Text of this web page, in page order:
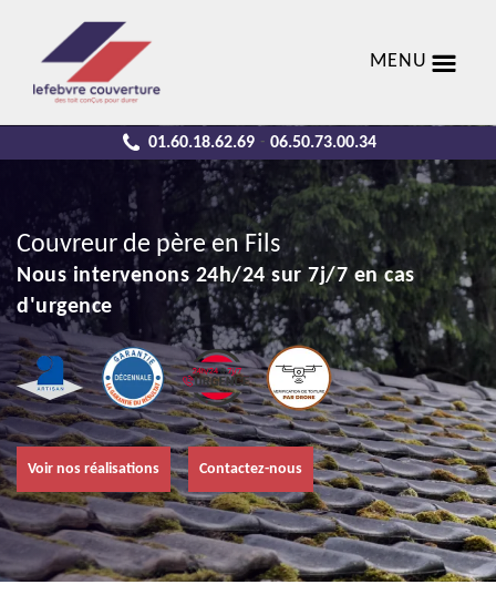
MENU
01.60.18.62.69 - 06.50.73.00.34
Couvreur de père en Fils
Nous intervenons 24h/24 sur 7j/7 en cas
d'urgence
Voir nos réalisations Contactez-nous